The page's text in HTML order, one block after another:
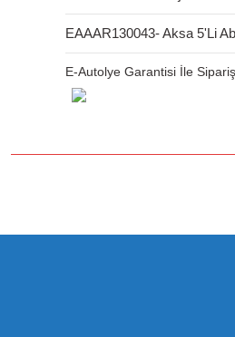
EAAAR130043- Aksa 5'Li
E-Autolye Garantisi İle